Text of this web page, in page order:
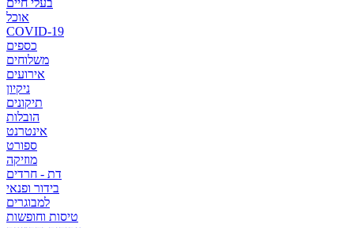
בעלי חיים
אוכל
COVID-19
כספים
משלוחים
אירועים
ניקיון
תיקונים
הובלות
אינטרנט
ספורט
מוזיקה
דת - חרדים
בידור ופנאי
למבוגרים
טיסות וחופשות